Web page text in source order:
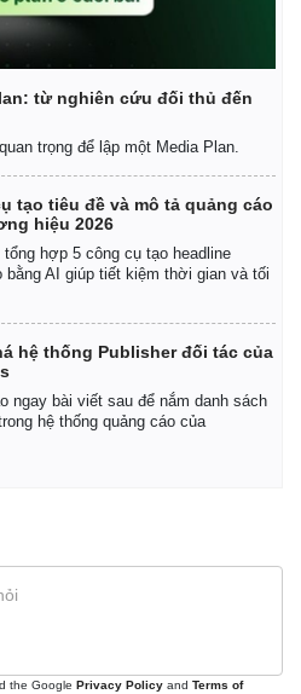
từ nghiên cứu đối thủ đến
trọng để lập một Media Plan.
tạo tiêu đề và mô tả quảng cáo
hiệu 2026
hợp 5 công cụ tạo headline
bằng AI giúp tiết kiệm thời gian và tối
hệ thống Publisher đối tác của
ngay bài viết sau để nắm danh sách
hệ thống quảng cáo của
the Google Privacy Policy and Terms of